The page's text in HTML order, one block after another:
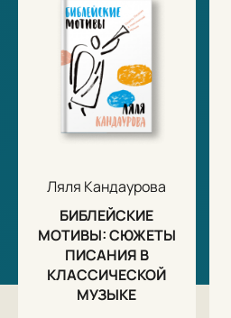
Ляля Кандаурова
БИБЛЕЙСКИЕ
МОТИВЫ: СЮЖЕТЫ
ПИСАНИЯ В
КЛАССИЧЕСКОЙ
МУЗЫКЕ